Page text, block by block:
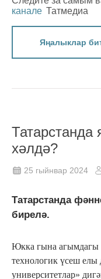
канале Татмедиа
Яңалыклар
Татарстанда
хәлдә?
25 гыйнвар 2024
Татарстанда
бирелә.
Юкка гына агымдагы
технологик үсеш
университетлар»